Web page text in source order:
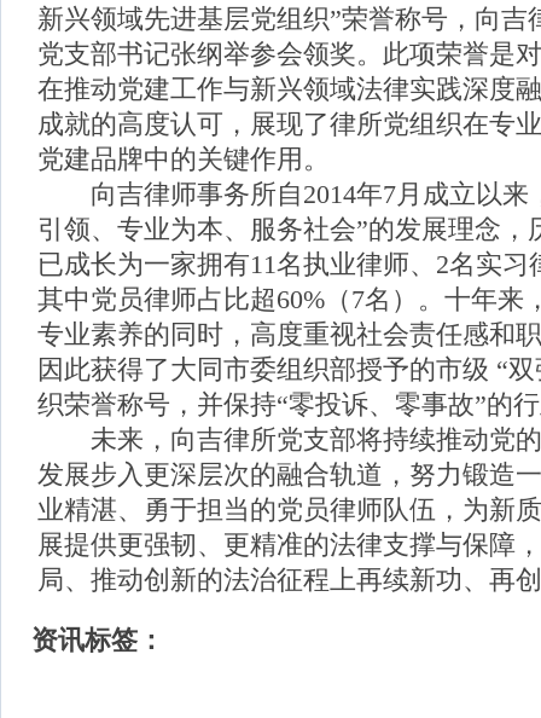
新兴领域先进基层党组织”荣誉称号，向吉
党支部书记张纲举参会领奖。此项荣誉是
在推动党建工作与新兴领域法律实践深度
成就的高度认可，展现了律所党组织在专
党建品牌中的关键作用。
向吉律师事务所自2014年7月成立以来
引领、专业为本、服务社会”的发展理念，
已成长为一家拥有11名执业律师、2名实习
其中党员律师占比超60%（7名）。十年来
专业素养的同时，高度重视社会责任感和
因此获得了大同市委组织部授予的市级 “
织荣誉称号，并保持“零投诉、零事故”的
未来，向吉律所党支部将持续推动党的
发展步入更深层次的融合轨道，努力锻造
业精湛、勇于担当的党员律师队伍，为新
展提供更强韧、更精准的法律支撑与保障
局、推动创新的法治征程上再续新功、再
资讯标签：